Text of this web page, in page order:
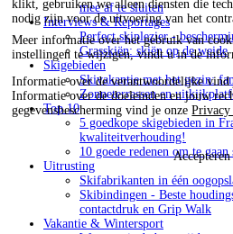
klikt, gebruiken we alleen diensten die
nodig zijn voor de uitvoering van het
Meer informatie over het gebruik van
instellingen te wijzigen, vindt u in de
Informatie over de verantwoordelijke
Informatie over de doeleinden en jouw
gegevensbescherming vind je onze
Accepteren
mee af te sluiten
Interviews & Reportages
Perfect skiplezier -
Grasskiën: skiën op de weide
Skigebieden
Skivakantie met het gezin:
Zonneterrassen en
Top 10
5 goedkope skigebieden in
kwaliteitverhouding!
10 goede redenen om te
Uitrusting
Skifabrikanten in één
Skibindingen - Beste
contactdruk en Grip Walk
Vakantie & Wintersport